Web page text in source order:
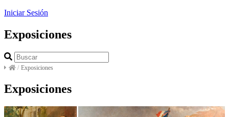
Iniciar Sesión
Exposiciones
/ Exposiciones
Exposiciones